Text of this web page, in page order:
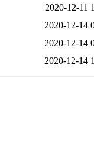
2020-12-11
2020-12-14
2020-12-14
2020-12-14